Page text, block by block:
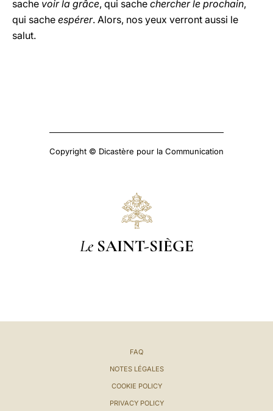
sache voir la grâce, qui sache chercher le prochain,
qui sache espérer. Alors, nos yeux verront aussi le
salut.
Copyright © Dicastère pour la Communication
Le SAINT-SIÈGE
FAQ
NOTES LÉGALES
COOKIE POLICY
PRIVACY POLICY